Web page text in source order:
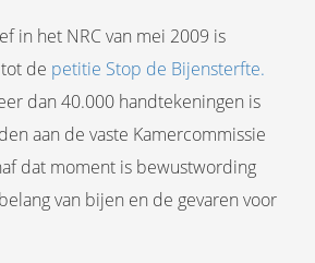
in het NRC van mei 2009 is
de petitie Stop de Bijensterfte.
dan 40.000 handtekeningen is
aan de vaste Kamercommissie
dat moment is bewustwording
van bijen en de gevaren voor